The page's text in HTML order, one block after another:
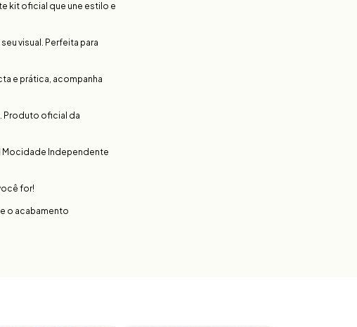
kit oficial que une estilo e
visual. Perfeita para
e prática, acompanha
Produto oficial da
Independente
for!
o acabamento